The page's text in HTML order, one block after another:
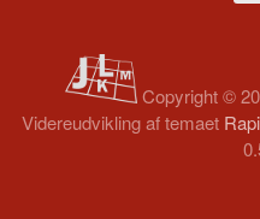
Copyright ©
Videreudvikling af temaet